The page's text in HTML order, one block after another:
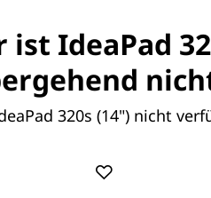
ist IdeaPad
320s (14") nicht